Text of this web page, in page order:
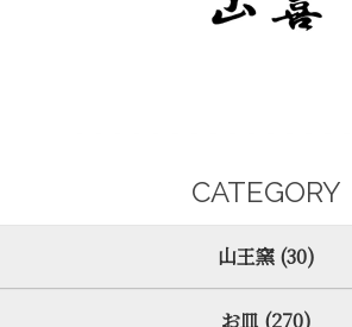
CATEGORY
山王窯 (30)
お皿 (270)